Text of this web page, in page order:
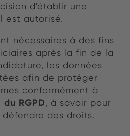
d'établir une
est autorisé.
nécessaires à des fins
après la fin de la
les données
afin de protéger
conformément à
RGPD, à savoir pour
des droits.